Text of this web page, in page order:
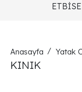
Anasayfa Yatak
KINIK